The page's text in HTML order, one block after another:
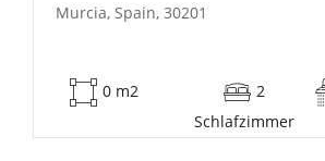
Murcia, Spain, 30201
53 m2
Schlafzimmer